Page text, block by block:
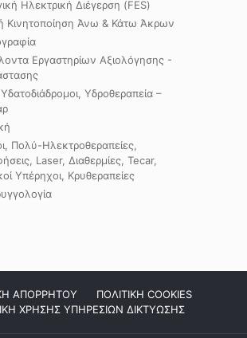
Ηλεκτρική Διέγερση (FES)
Κινητοποίηση Άνω & Κάτω Άκρων
Εργαστηρίων Αξιολόγησης -
Υδατοδιάδρομοι, Υδροθεραπεία –
Πολύ-Ηλεκτροθεραπείες,
Laser, Διαθερμίες, Tecar,
Υπέρηχοι, Κρυθεραπείες
ΑΠΟΡΡΗΤΟΥ
ΠΟΛΙΤΙΚΗ COOKIES
ΧΡΗΣΗΣ ΥΠΗΡΕΣΙΩΝ ΔΙΚΤΥΩΣΗΣ